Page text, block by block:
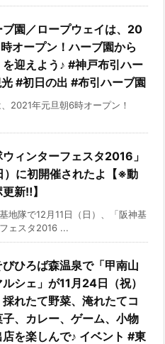
園／ロープウェイは、20
オープン！ハーブ園から
を迎えよう♪ #神戸布引ハー
#初日の出 #布引ハーブ園
2021年元旦朝6時オープン！
ウィンターフェスタ2016」
）に初開催されたよ【※動
新‼︎】
地隊で12月11日（日）、「阪神基
ェスタ2016 ...
ひろば森温泉で「甲南山
シェ」が11月24日（祝）
れたて野菜、淹れたてコ
、カレー、ゲーム、小物
を楽しんで♪ イベント #東